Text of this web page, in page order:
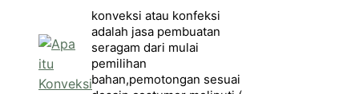
konveksi atau konfeksi
adalah jasa pembuatan
seragam dari mulai
pemilihan
bahan,pemotongan sesuai